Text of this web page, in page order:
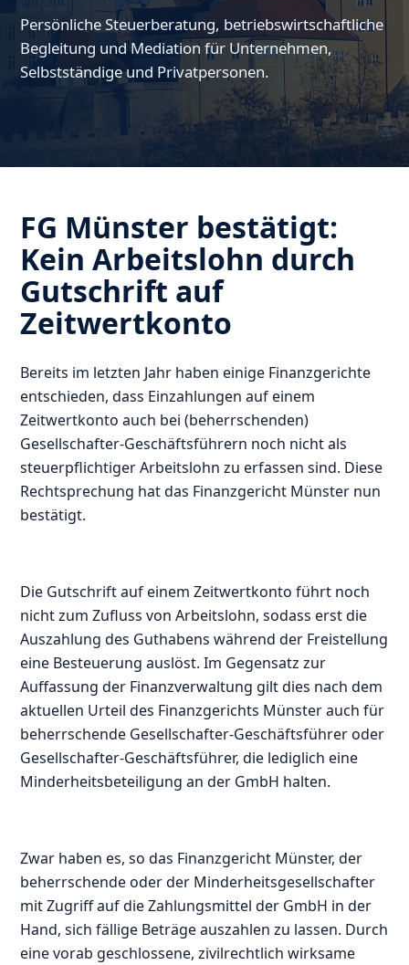
Persönliche Steuerberatung, betriebswirtschaftliche
Begleitung und Mediation für Unternehmen,
Selbstständige und Privatpersonen.
FG Münster bestätigt:
Kein Arbeitslohn durch
Gutschrift auf
Zeitwertkonto
Bereits im letzten Jahr haben einige Finanzgerichte
entschieden, dass Einzahlungen auf einem
Zeitwertkonto auch bei (beherrschenden)
Gesellschafter-Geschäftsführern noch nicht als
steuerpflichtiger Arbeitslohn zu erfassen sind. Diese
Rechtsprechung hat das Finanzgericht Münster nun
bestätigt.
Die Gutschrift auf einem Zeitwertkonto führt noch
nicht zum Zufluss von Arbeitslohn, sodass erst die
Auszahlung des Guthabens während der Freistellung
eine Besteuerung auslöst. Im Gegensatz zur
Auffassung der Finanzverwaltung gilt dies nach dem
aktuellen Urteil des Finanzgerichts Münster auch für
beherrschende Gesellschafter-Geschäftsführer oder
Gesellschafter-Geschäftsführer, die lediglich eine
Minderheitsbeteiligung an der GmbH halten.
Zwar haben es, so das Finanzgericht Münster, der
beherrschende oder der Minderheitsgesellschafter
mit Zugriff auf die Zahlungsmittel der GmbH in der
Hand, sich fällige Beträge auszahlen zu lassen. Durch
eine vorab geschlossene, zivilrechtlich wirksame